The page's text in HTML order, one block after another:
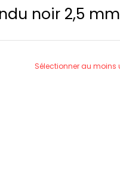
noir 2,5 mm
Sélectionner au moins